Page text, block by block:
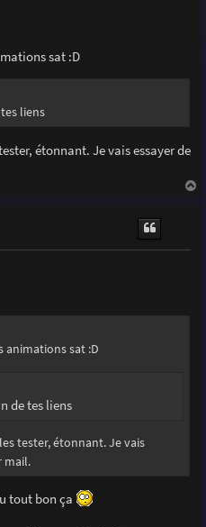
sat :D
liens
étonnant. Je vais essayer de
animations sat :D
de tes liens
tester, étonnant. Je vais
mail.
tout bon ça